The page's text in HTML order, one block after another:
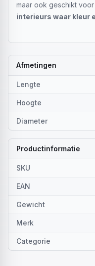
maar ook geschikt voor
interieurs waar kleur
Afmetingen
Lengte
Hoogte
Diameter
Productinformatie
SKU
EAN
Gewicht
Merk
Categorie